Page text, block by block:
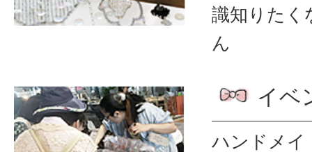
識知りたく
ん
イベ
ハンドメイ